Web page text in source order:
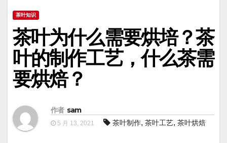
茶叶知识
茶叶为什么需要烘培？茶
叶的制作工艺，什么茶需
要烘焙？
作者 sam
5 月 13, 2021 茶叶制作, 茶叶工艺, 茶叶烘焙